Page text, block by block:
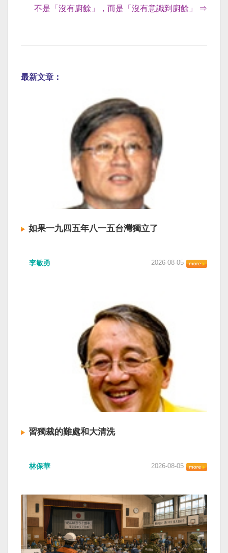
不是「沒有廚餘」，而是「沒有意識到廚餘」 ⇒
最新文章：
如果一九四五年八一五台灣獨立了
李敏勇 2026-08-05
習獨裁的難處和大清洗
林保華 2026-08-05